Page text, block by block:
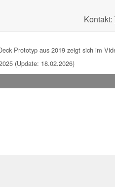
Kontakt:
Prototyp aus 2019 zeigt sich im
(Update: 18.02.2026)